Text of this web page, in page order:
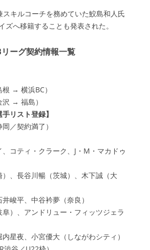
スキルコーチを務めていた鮫島和人氏
ズへ移籍することも発表された。
ーグ契約情報一覧
→ 横浜BC）
→ 福島）
手リスト登録】
／契約満了）
コティ・クラーク、J・M・マカドゥ
）、長谷川暢（茨城）、木下誠（大
峻平、中谷衿夢（奈良）
）、アンドリュー・フィッツジェラ
星夜、小宮優大（しながわシティ）